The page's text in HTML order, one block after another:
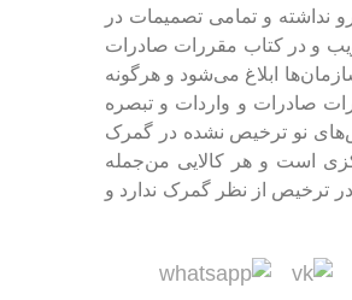
و تمامی تصمیمات در
و در کتاب مقررات صادرات
ابلاغ می‌شود و هرگونه
موردی در طول سال به استناد ماده ۴ قانون مقررات صادرات و واردات و تبصره
نو ترخیص نشده در گمرک
است و هر کالایی من‌جمله
ترخیص از نظر گمرک ندارد و